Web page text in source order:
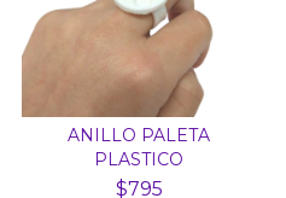
ANILLO PALETA
PLASTICO
$795